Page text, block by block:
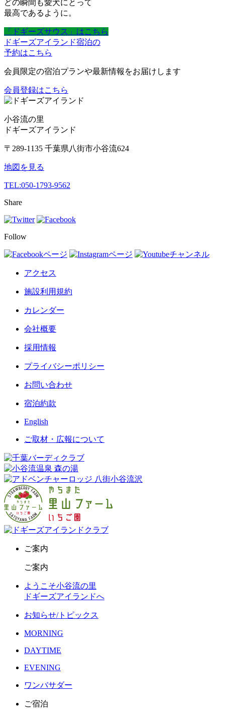
どの瞬間も愛犬にとって
最高であるように。
「ドギーズサウス」はこちら
ドギーズアイランド宿泊の
予約はこちら
会員限定の宿泊プランや最新情報をお届けします
会員登録はこちら
小谷流の里
ドギーズアイランド
〒289-1135 千葉県八街市小谷流624
地図を見る
TEL:050-1793-9562
Share
Follow
アクセス
施設利用規約
カレンダー
会社概要
採用情報
プライバシーポリシー
お問い合わせ
宿泊約款
English
ご取材・広報について
ご案内
ご案内
ようこそ小谷流の里
ドギーズアイランドへ
お知らせ/トピックス
MORNING
DAYTIME
EVENING
ワンバサダー
ご宿泊